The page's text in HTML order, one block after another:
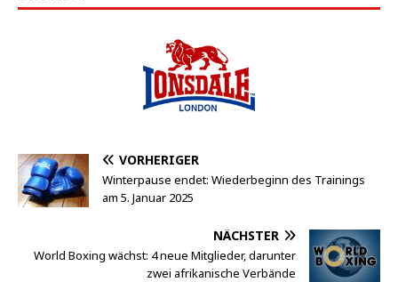
VORHERIGER
Winterpause endet: Wiederbeginn des Trainings
am 5. Januar 2025
NÄCHSTER
World Boxing wächst: 4 neue Mitglieder, darunter
zwei afrikanische Verbände